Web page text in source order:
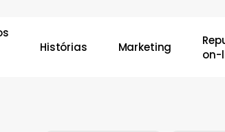
Histórias Marketing
on-